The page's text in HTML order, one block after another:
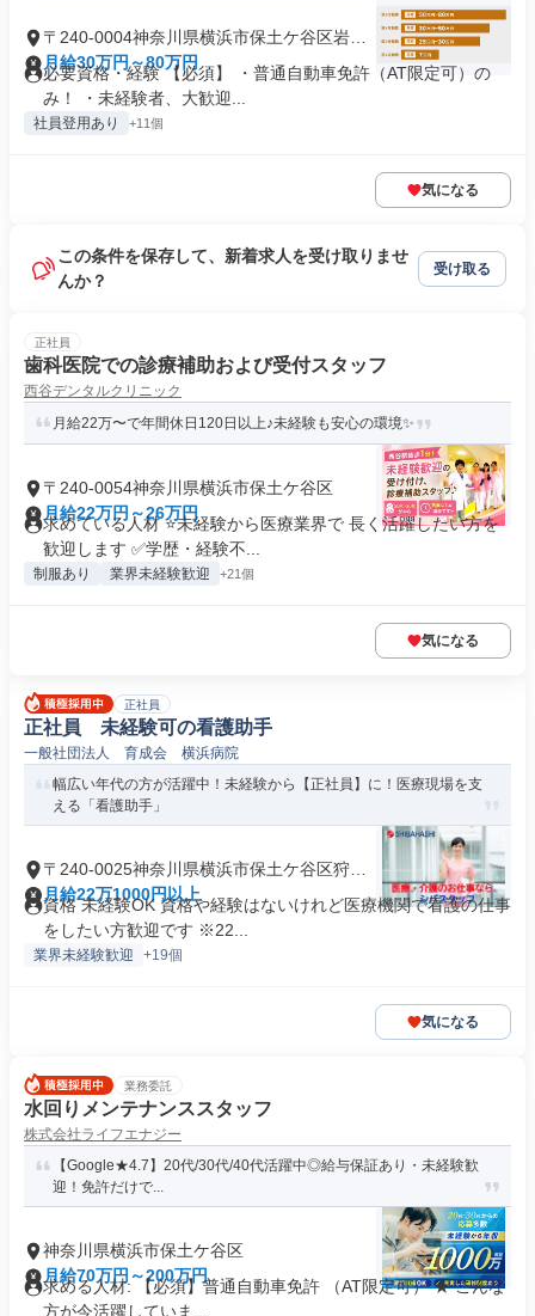
〒240-0004神奈川県横浜市保土ケ谷区岩間
町
月給30万円～80万円
必要資格・経験 【必須】 ・普通自動車免許（AT限定可）の
み！ ・未経験者、大歓迎...
社員登用あり +11個
気になる
この条件を保存して、新着求人を受け取りませ
んか？
受け取る
正社員
歯科医院での診療補助および受付スタッフ
西谷デンタルクリニック
月給22万〜で年間休日120日以上♪未経験も安心の環境✨
〒240-0054神奈川県横浜市保土ケ谷区
月給22万円～26万円
求めている人材 ⭐未経験から医療業界で 長く活躍したい方を
歓迎します ✅学歴・経験不...
制服あり 業界未経験歓迎 +21個
気になる
正社員
正社員 未経験可の看護助手
一般社団法人 育成会 横浜病院
幅広い年代の方が活躍中！未経験から【正社員】に！医療現場を支
える「看護助手」
〒240-0025神奈川県横浜市保土ケ谷区狩場
町
月給22万1000円以上
資格 未経験OK 資格や経験はないけれど医療機関で看護の仕事
をしたい方歓迎です ※22...
業界未経験歓迎 +19個
気になる
業務委託
水回りメンテナンススタッフ
株式会社ライフエナジー
【Google★4.7】20代/30代/40代活躍中◎給与保証あり・未経験歓
迎！免許だけで...
神奈川県横浜市保土ケ谷区
月給70万円～200万円
求める人材: 【必須】普通自動車免許 （AT限定可） ★ こんな
方が今活躍していま...